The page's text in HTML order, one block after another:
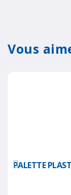
Vous
PALETTE